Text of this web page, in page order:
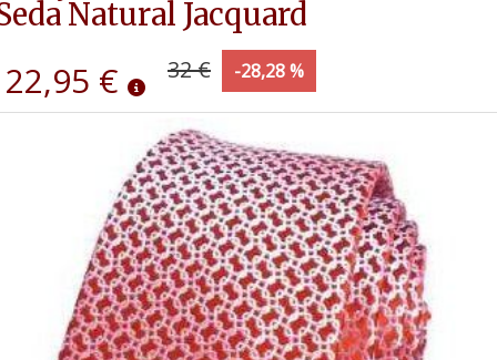
Natural Jacquard
22,95 € 32 € -28,28 %